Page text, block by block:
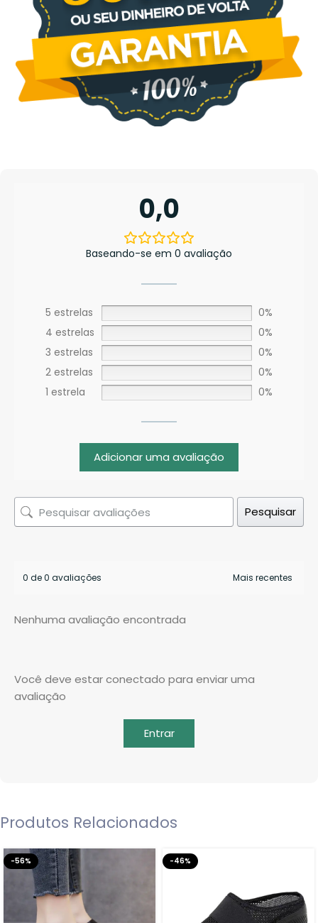
Você deve estar conectado para enviar uma
avaliação
Entrar
0,0
Baseando-se em 0 avaliação
5 estrelas
0%
4 estrelas
0%
3 estrelas
0%
2 estrelas
0%
1 estrela
0%
Adicionar uma avaliação
Pesquisar
0 de 0 avaliações
Nenhuma avaliação encontrada
Produtos Relacionados
-56% -46%